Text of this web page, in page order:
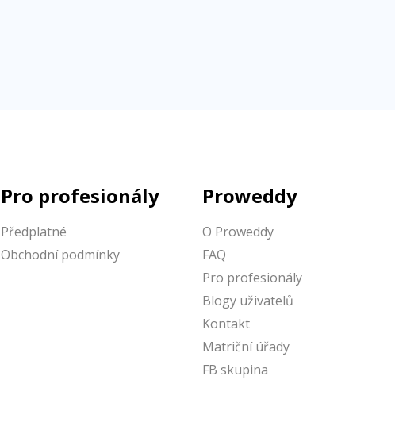
Pro profesionály
Předplatné
Obchodní podmínky
Proweddy
O Proweddy
FAQ
Pro profesionály
Blogy uživatelů
Kontakt
Matriční úřady
FB skupina